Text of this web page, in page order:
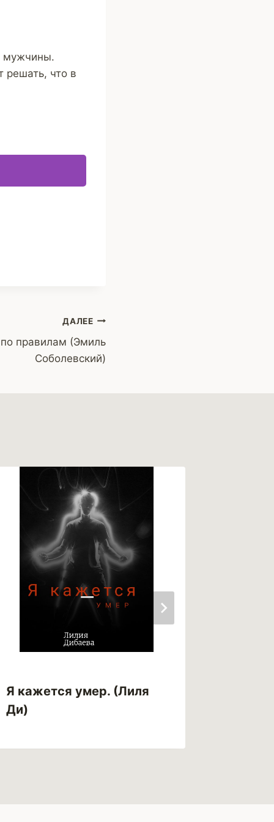
мужчины.
решать, что в
ДАЛЕЕ
правилам (Эмиль
Соболевский)
Я кажется умер. (Лиля
Ди)